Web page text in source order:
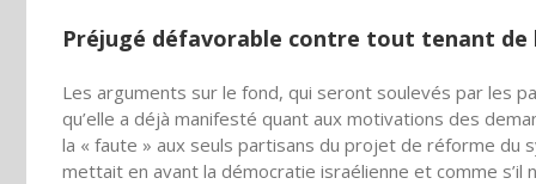
Préjugé défavorable contre tout tenant de
Les arguments sur le fond, qui seront soulevés par les
qu’elle a déjà manifesté quant aux motivations des
la « faute » aux seuls partisans du projet de réforme du
mettait en avant la démocratie israélienne et comme s’il